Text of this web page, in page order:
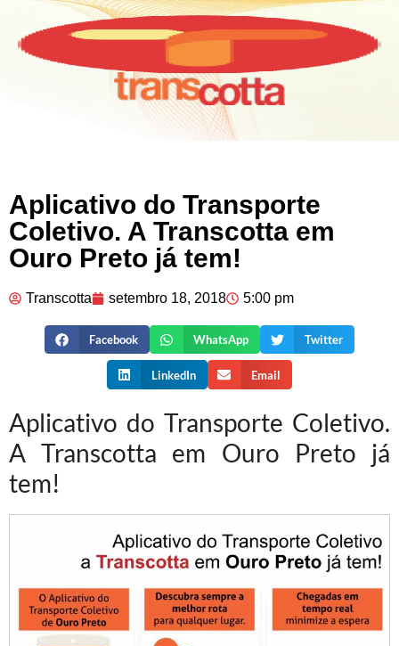
Aplicativo do Transporte
Coletivo. A Transcotta em
Ouro Preto já tem!
Transcotta setembro 18, 2018 5:00 pm
Facebook WhatsApp Twitter
LinkedIn Email
Aplicativo do Transporte Coletivo.
A Transcotta em Ouro Preto já
tem!